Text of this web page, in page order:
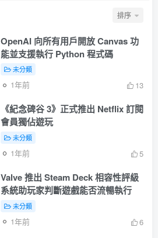
排序
OpenAI 向所有用戶開放 Canvas 功
能並支援執行 Python 程式碼
未分類
1年前 13
《紀念碑谷 3》正式推出 Netflix 訂閱
會員獨佔遊玩
未分類
1年前 5
Valve 推出 Steam Deck 相容性評級
系統助玩家判斷遊戲能否流暢執行
未分類
1年前 6